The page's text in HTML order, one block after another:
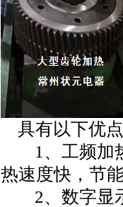
具有以下优
1、工频加热
热速度快，节
2、数字显示